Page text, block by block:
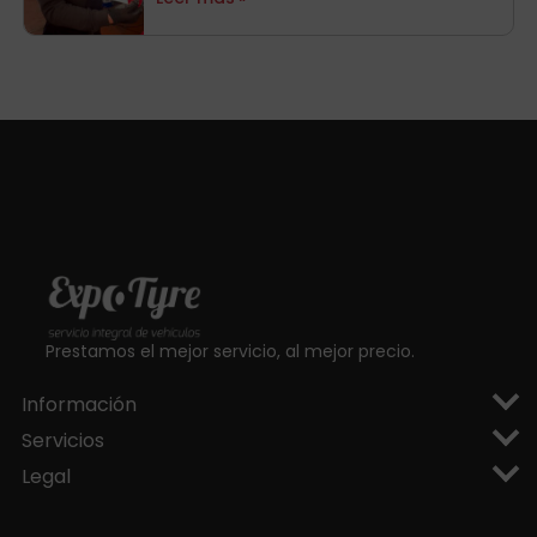
hasta 120€ de
Prestamos el mejor servicio, al mejor precio.
Información
Servicios
Legal